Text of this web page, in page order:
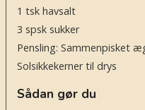
1 tsk havsalt
3 spsk sukker
Pensling: Sammenpisket
Solsikkekerner til drys
Sådan gør du